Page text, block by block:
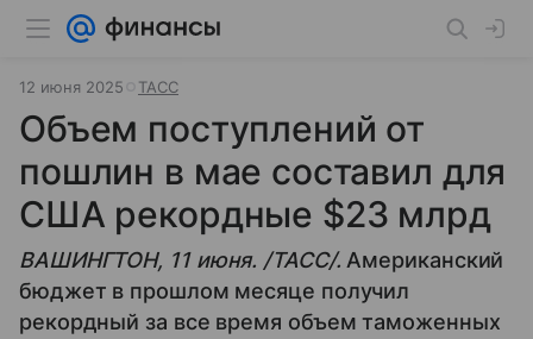
12 июня 2025 ТАСС
Объем поступлений от
пошлин в мае составил для
США рекордные $23 млрд
ВАШИНГТОН, 11 июня. /ТАСС/. Американский
бюджет в прошлом месяце получил
рекордный за все время объем таможенных